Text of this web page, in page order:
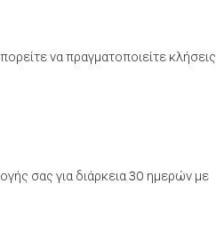
να πραγματοποιείτε κλήσεις
σας για διάρκεια 30 ημερών με